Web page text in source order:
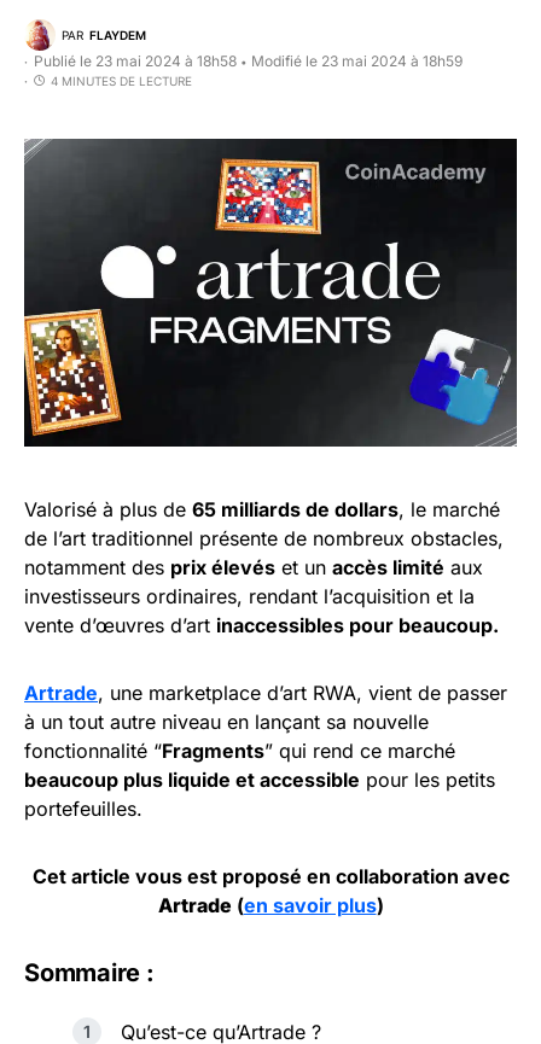
PAR FLAYDEM
Publié le 23 mai 2024 à 18h58 • Modifié le 23 mai 2024 à 18h59
4 MINUTES DE LECTURE
Valorisé à plus de 65 milliards de dollars, le marché
de l’art traditionnel présente de nombreux obstacles,
notamment des prix élevés et un accès limité aux
investisseurs ordinaires, rendant l’acquisition et la
vente d’œuvres d’art inaccessibles pour beaucoup.
Artrade, une marketplace d’art RWA, vient de passer
à un tout autre niveau en lançant sa nouvelle
fonctionnalité “Fragments” qui rend ce marché
beaucoup plus liquide et accessible pour les petits
portefeuilles.
Cet article vous est proposé en collaboration avec
Artrade (en savoir plus)
Sommaire :
Qu’est-ce qu’Artrade ?